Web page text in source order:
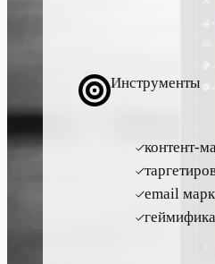
Инструменты
контент-
email